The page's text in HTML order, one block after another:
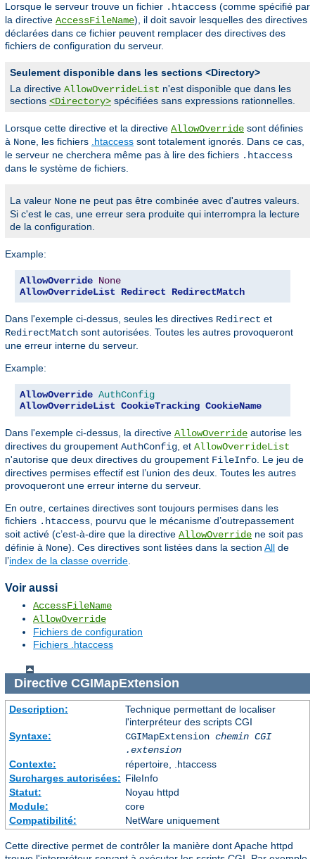
Lorsque le serveur trouve un fichier .htaccess (comme spécifié par
la directive AccessFileName), il doit savoir lesquelles des directives
déclarées dans ce fichier peuvent remplacer des directives des
fichiers de configuration du serveur.
Seulement disponible dans les sections <Directory>
La directive AllowOverrideList n'est disponible que dans les
sections <Directory> spécifiées sans expressions rationnelles.
Lorsque cette directive et la directive AllowOverride sont définies
à None, les fichiers .htaccess sont totalement ignorés. Dans ce cas,
le serveur ne cherchera même pas à lire des fichiers .htaccess
dans le système de fichiers.
La valeur None ne peut pas être combinée avec d'autres valeurs.
Si c'est le cas, une erreur sera produite qui interrompra la lecture
de la configuration.
Example:
AllowOverride None
AllowOverrideList
Redirect RedirectMatch
Dans l'exemple ci-dessus, seules les directives Redirect et
RedirectMatch sont autorisées. Toutes les autres provoqueront
une erreur interne du serveur.
Example:
AllowOverride AuthConfig
AllowOverrideList CookieTracking CookieName
Dans l'exemple ci-dessus, la directive AllowOverride autorise les
directives du groupement AuthConfig, et AllowOverrideList
n'autorise que deux directives du groupement FileInfo. Le jeu de
directives permises effectif est l’union des deux. Toutes les autres
provoqueront une erreur interne du serveur.
En outre, certaines directives sont toujours permises dans les
fichiers .htaccess, pourvu que le mécanisme d’outrepassement
soit activé (c’est-à-dire que la directive AllowOverride ne soit pas
définie à None). Ces directives sont listées dans la section All de
l’index de la classe override.
Voir aussi
AccessFileName
AllowOverride
Fichiers de configuration
Fichiers .htaccess
Directive CGIMapExtension
Description:
Technique permettant de localiser
l'interpréteur des scripts CGI
Syntaxe:
CGIMapExtension chemin CGI
.extension
Contexte:
répertoire, .htaccess
Surcharges autorisées: FileInfo
Statut:
Noyau httpd
Module:
core
Compatibilité:
NetWare uniquement
Cette directive permet de contrôler la manière dont Apache httpd